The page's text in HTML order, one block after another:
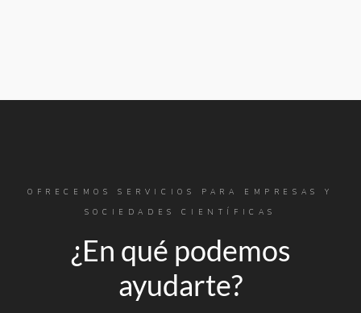
OFRECEMOS SERVICIOS PARA EMPRESAS Y
SOCIEDADES CIENTÍFICAS
¿En qué podemos
ayudarte?